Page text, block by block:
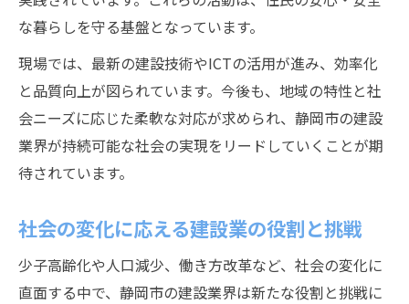
な暮らしを守る基盤となっています。
現場では、最新の建設技術やICTの活用が進み、効率化
と品質向上が図られています。今後も、地域の特性と社
会ニーズに応じた柔軟な対応が求められ、静岡市の建設
業界が持続可能な社会の実現をリードしていくことが期
待されています。
社会の変化に応える建設業の役割と挑戦
少子高齢化や人口減少、働き方改革など、社会の変化に
直面する中で、静岡市の建設業界は新たな役割と挑戦に